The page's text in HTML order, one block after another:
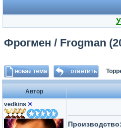
Фрогмен / Frogman
Автор
vedkins ®
Производство: